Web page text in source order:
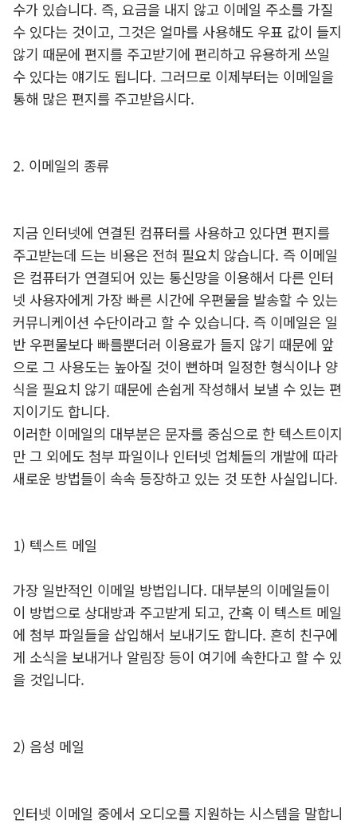
수가 있습니다. 즉, 요금을 내지 않고 이메일 주소를 가질
수 있다는 것이고, 그것은 얼마를 사용해도 우표 값이 들지
않기 때문에 편지를 주고받기에 편리하고 유용하게 쓰일
수 있다는 얘기도 됩니다. 그러므로 이제부터는 이메일을
통해 많은 편지를 주고받읍시다.
2. 이메일의 종류
지금 인터넷에 연결된 컴퓨터를 사용하고 있다면 편지를
주고받는데 드는 비용은 전혀 필요치 않습니다. 즉 이메일
은 컴퓨터가 연결되어 있는 통신망을 이용해서 다른 인터
넷 사용자에게 가장 빠른 시간에 우편물을 발송할 수 있는
커뮤니케이션 수단이라고 할 수 있습니다. 즉 이메일은 일
반 우편물보다 빠를뿐더러 이용료가 들지 않기 때문에 앞
으로 그 사용도는 높아질 것이 뻔하며 일정한 형식이나 양
식을 필요치 않기 때문에 손쉽게 작성해서 보낼 수 있는 편
지이기도 합니다.
이러한 이메일의 대부분은 문자를 중심으로 한 텍스트이지
만 그 외에도 첨부 파일이나 인터넷 업체들의 개발에 따라
새로운 방법들이 속속 등장하고 있는 것 또한 사실입니다.
1) 텍스트 메일
가장 일반적인 이메일 방법입니다. 대부분의 이메일들이
이 방법으로 상대방과 주고받게 되고, 간혹 이 텍스트 메일
에 첨부 파일들을 삽입해서 보내기도 합니다. 흔히 친구에
게 소식을 보내거나 알림장 등이 여기에 속한다고 할 수 있
을 것입니다.
2) 음성 메일
인터넷 이메일 중에서 오디오를 지원하는 시스템을 말합니